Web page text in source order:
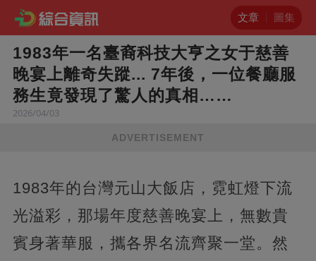
文章 圖集
1983年一名臺裔科技大亨之女于慈善
晚宴上離奇失蹤... 7年後，一位餐廳服
務生竟發現了驚人的真相……
2026/04/03
ADVERTISEMENT
1983年的台灣元山大飯店，霓虹燈下流
光溢彩，那場年度慈善晚宴上，無數貴
賓身著華服，攜各界名流齊聚一堂。然